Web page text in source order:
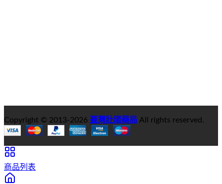
Copyright © 2013-2026 臺灣壯陽藥局 All rights reserved.
商品列表